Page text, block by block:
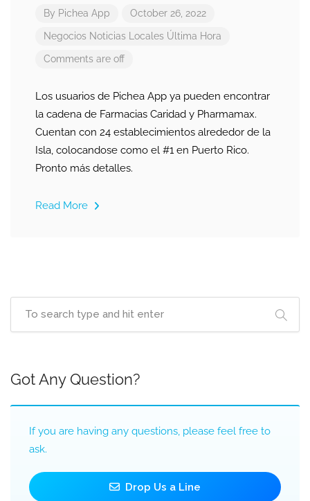
By Pichea App October 26, 2022
Negocios Noticias Locales Última Hora
Comments are off
Los usuarios de Pichea App ya pueden encontrar
la cadena de Farmacias Caridad y Pharmamax.
Cuentan con 24 establecimientos alrededor de la
Isla, colocandose como el #1 en Puerto Rico.
Pronto más detalles.
Read More
Got Any Question?
If you are having any questions, please feel free to
ask.
Drop Us a Line